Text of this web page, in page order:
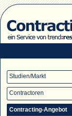
Studien/Markt
Contractoren
Contracting-Angebot